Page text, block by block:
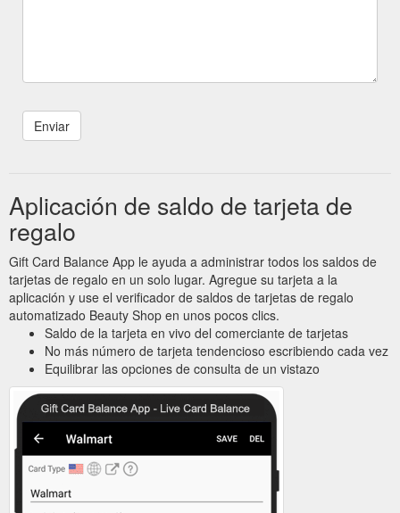
Aplicación de saldo de tarjeta de
regalo
Gift Card Balance App le ayuda a administrar todos los saldos de
tarjetas de regalo en un solo lugar. Agregue su tarjeta a la
aplicación y use el verificador de saldos de tarjetas de regalo
automatizado Beauty Shop en unos pocos clics.
Saldo de la tarjeta en vivo del comerciante de tarjetas
No más número de tarjeta tendencioso escribiendo cada vez
Equilibrar las opciones de consulta de un vistazo